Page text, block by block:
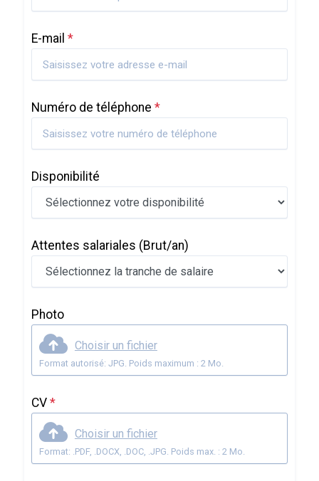
E-mail *
Numéro de téléphone *
Disponibilité
Attentes salariales (Brut/an)
Photo
Choisir un fichier
Format autorisé: JPG. Poids maximum : 2 Mo.
CV *
Choisir un fichier
Format: .PDF, .DOCX, .DOC, .JPG. Poids max. : 2 Mo.